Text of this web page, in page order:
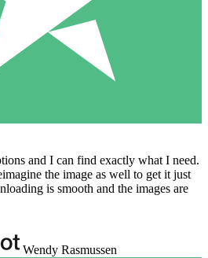
and I can find exactly what I need.
the image as well to get it just
is smooth and the images are
Wendy Rasmussen